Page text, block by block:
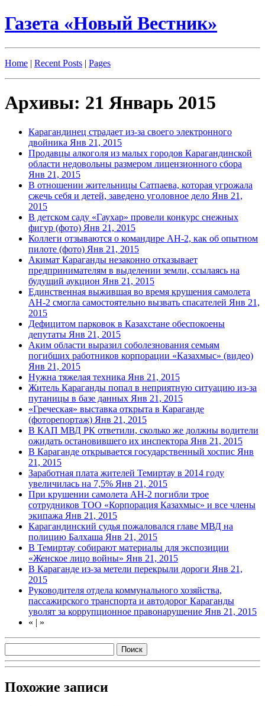
Газета «Новый Вестник»
Home | Recent Posts | Pages
Архивы: 21 Январь 2015
Карагандинец страдает из-за своего электронного
двойника Янв 21, 2015
Продавцы алкоголя из малых городов Карагандинской
области недовольны размером лицензионного сбора
Янв 21, 2015
В отношении жительницы Сатпаева, которая угрожала
сжечь себя и детей, заведено уголовное дело Янв 21,
2015
В детском саду «Гаухар» провели конкурс снежных
фигур (фото) Янв 21, 2015
Коллеги отзываются о командире АН-2, как об опытном
пилоте (фото) Янв 21, 2015
Акимат Караганды незаконно отказывает
предпринимателям в выделении земли, ссылаясь на
будущий аукцион Янв 21, 2015
Единственная выжившая во время крушения самолета
АН-2 смогла самостоятельно вызвать спасателей Янв 21,
2015
Дефицитом парковок в Казахстане обеспокоены
депутаты Янв 21, 2015
Аким области выразил соболезнования семьям
погибших работников корпорации «Казахмыс» (видео)
Янв 21, 2015
Нужна тяжелая техника Янв 21, 2015
Житель Караганды попал в неприятную ситуацию из-за
путаницы в базе данных Янв 21, 2015
«Греческая» выставка открыта в Караганде
(фоторепортаж) Янв 21, 2015
В КАП МВД РК ответили, сколько же должны водители
ожидать остановившего их инспектора Янв 21, 2015
В Караганде открывается государственный хоспис Янв
21, 2015
Заработная плата жителей Темиртау в 2014 году
увеличилась на 7,5% Янв 21, 2015
При крушении самолета АН-2 погибли трое
сотрудников ТОО «Корпорация Казахмыс» и все члены
экипажа Янв 21, 2015
Карагандинский судья пожаловался главе МВД на
полицию Балхаша Янв 21, 2015
В Темиртау собирают материалы для экспозиции
«Женское лицо войны» Янв 21, 2015
В Караганде из-за метели перекрыли дороги Янв 21,
2015
Руководителя отдела коммунального хозяйства,
пассажирского транспорта и автодорог Караганды
уволят за коррупционное правонарушение Янв 21, 2015
« | »
Похожие записи